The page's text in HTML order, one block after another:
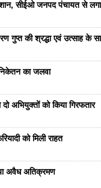
सीईओ जनपद पंचायत से
गुप्त की श्रद्धा एवं उत्साह के
निकेतन का जलवा
अभियुक्तों को किया गिरफतार
को मिली राहत
अवैध अतिक्रमण